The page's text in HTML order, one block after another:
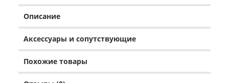
Описание
Аксессуары и сопутствующие
Похожие товары